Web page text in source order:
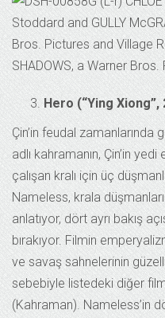
Hero (“Ying
Çin’in feudal
adlı kahramanın, Çin’in
çalışan kralı için üç
Nameless, krala
anlatıyor, dört ayrı bakış
bırakıyor. Filmin
ve savaş sahnelerinin
sebebiyle listedeki diğer
(Kahraman). Nameless’in